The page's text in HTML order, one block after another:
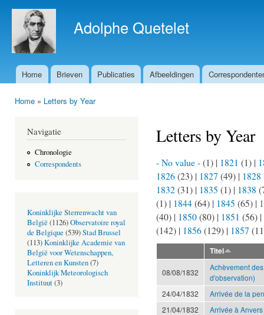
Adolphe Quetelet
Hoofdmenu
Home Brieven Publicaties Afbeeldingen
Home » Letters by Year
Navigatie
Chronologie
Correspondents
Koninklijke Sterrenwacht van
België (1126)Observatoire royal
de Belgique (539)Stad Brussel
(113)Koninklijke Academie van
België voor Wetenschappen,
Letteren en Kunsten(7)
Koninklijk Meteorologisch
Instituut(3)
Letters by Year
- No value -(1) | 1821 (1) |
1826(23) | 1827 (49) | 1828
1832(31) | 1835 (1) | 1838
(1) | 1844(64) | 1845 (65) |
(40) | 1850(80) | 1851 (56) |
(142) | 1856(129) | 1857
Titel
08/08/1832
Achèvement
d'observation)
24/04/1832
Arrivée de la
21/04/1832
Arrivée à